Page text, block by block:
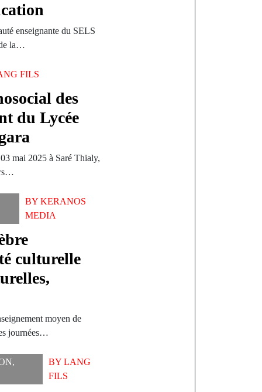
enseignante du SELS
la…
FILS
des
du Lycée
mai 2025 à Saré Thialy,
BY KERANOS
MEDIA
culturelle
moyen de
journées…
,
BYLANG
FILS